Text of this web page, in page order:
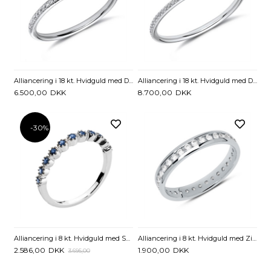
Alliancering i 18 kt. Hvidguld med Diamanter - 0,13 ct.
6.500,00 DKK
Alliancering i 18 kt. Hvidguld med Diamanter - 0,19 ct.
8.700,00 DKK
-30%
Alliancering i 8 kt. Hvidguld med Safir
2.586,00 DKK 3.695,00
Alliancering i 8 kt. Hvidguld med Zirkonia
1.900,00 DKK